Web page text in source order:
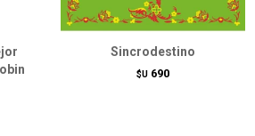
Sincrodestino
$U 690